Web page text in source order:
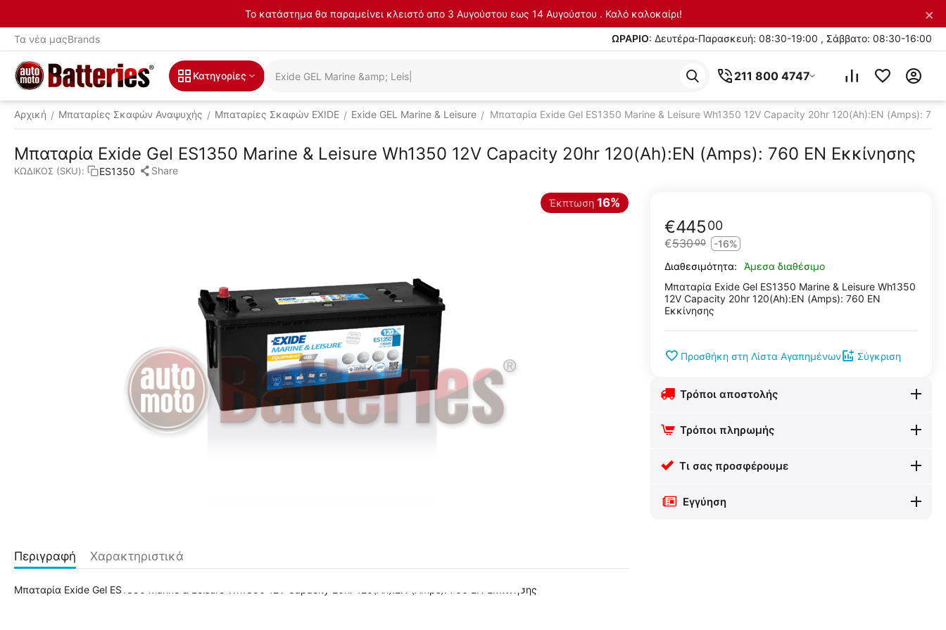
Το κατάστημα θα παραμείνει κλειστό απο 3 Αυγούστου εως 14 Αυγούστου . Καλό καλοκαίρι! ×
Τα νέα μαςBrands ΩΡΑΡΙΟ: Δευτέρα-Παρασκευή: 08:30-19:00 , Σάββατο: 08:30-16:00
Κατηγορίες 211 800 4747
Αρχική / Μπαταρίες Σκαφών Αναψυχής / Μπαταρίες Σκαφών EXIDE / Exide GEL Marine & Leisure / Μπαταρία Exide Gel ES1350 Marine & Leisure Wh1350 12V Capacity 20hr 120(Ah):EN (Amps): 760
Μπαταρία Exide Gel ES1350 Marine & Leisure Wh1350 12V Capacity 20hr 120(Ah):EN (Amps): 760 EN Εκκίνησης
ΚΩΔΙΚΟΣ (SKU): ES1350 Share
€44500
€53000
-16%
Διαθεσιμότητα:
Άμεσα διαθέσιμο
Μπαταρία Exide Gel ES1350 Marine & Leisure Wh1350
12V Capacity 20hr 120(Ah):EN (Amps): 760 EN
Εκκίνησης
Προσθήκη στη Λίστα Αγαπημένων Σύγκριση
Τρόποι αποστολής
Τρόποι πληρωμής
Τι σας προσφέρουμε
Εγγύηση
Περιγραφή Χαρακτηριστικά
Μπαταρία Exide Gel ES1350 Marine & Leisure Wh1350 12V Capacity 20hr 120(Ah):EN (Amps): 760 EN Εκκίνησης